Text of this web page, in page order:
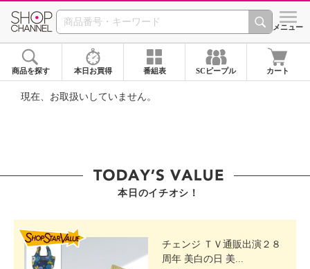
SHOP CHANNEL ショッ
メニュー
商品を探す 本日お買得 番組表 SCピープル カート
現在、お取扱いしていません。
本日のイチオシ！
チェンジ ＴＶ通販出演２８
周年 美白の日 美...